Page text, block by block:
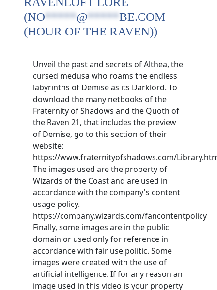
(NO*****@*****BE.COM
(HOUR OF THE RAVEN))
Unveil the past and secrets of Althea, the
cursed medusa who roams the endless
labyrinths of Demise as its Darklord. To
download the many netbooks of the
Fraternity of Shadows and the Quoth of
the Raven 21, that includes the preview
of Demise, go to this section of their
website:
https://www.fraternityofshadows.com/
The images used are the property of
Wizards of the Coast and are used in
accordance with the company's content
usage policy.
https://company.wizards.com/fancontentpolicy
Finally, some images are in the public
domain or used only for reference in
accordance with fair use politic. Some
images were created with the use of
artificial intelligence. If for any reason an
image used in this video is your property